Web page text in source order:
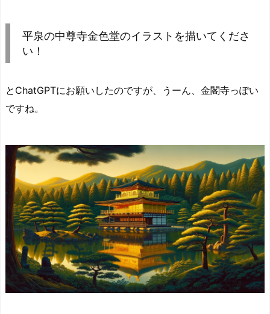
平泉の中尊寺金色堂のイラストを描いてくださ
い！
とChatGPTにお願いしたのですが、うーん、金閣寺っぽい
ですね。